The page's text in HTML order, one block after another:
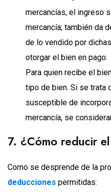
mercancías, el ingreso
mercancía; también da
de lo vendido por
otorgar el bien en pago.
Para quien recibe el
tipo de bien. Si se trata
susceptible de
mercancía, se
7. ¿Cómo reducir
Como se desprende de la
deducciones permitidas: